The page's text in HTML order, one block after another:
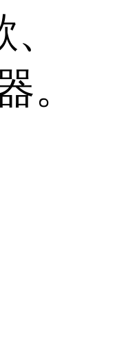
。